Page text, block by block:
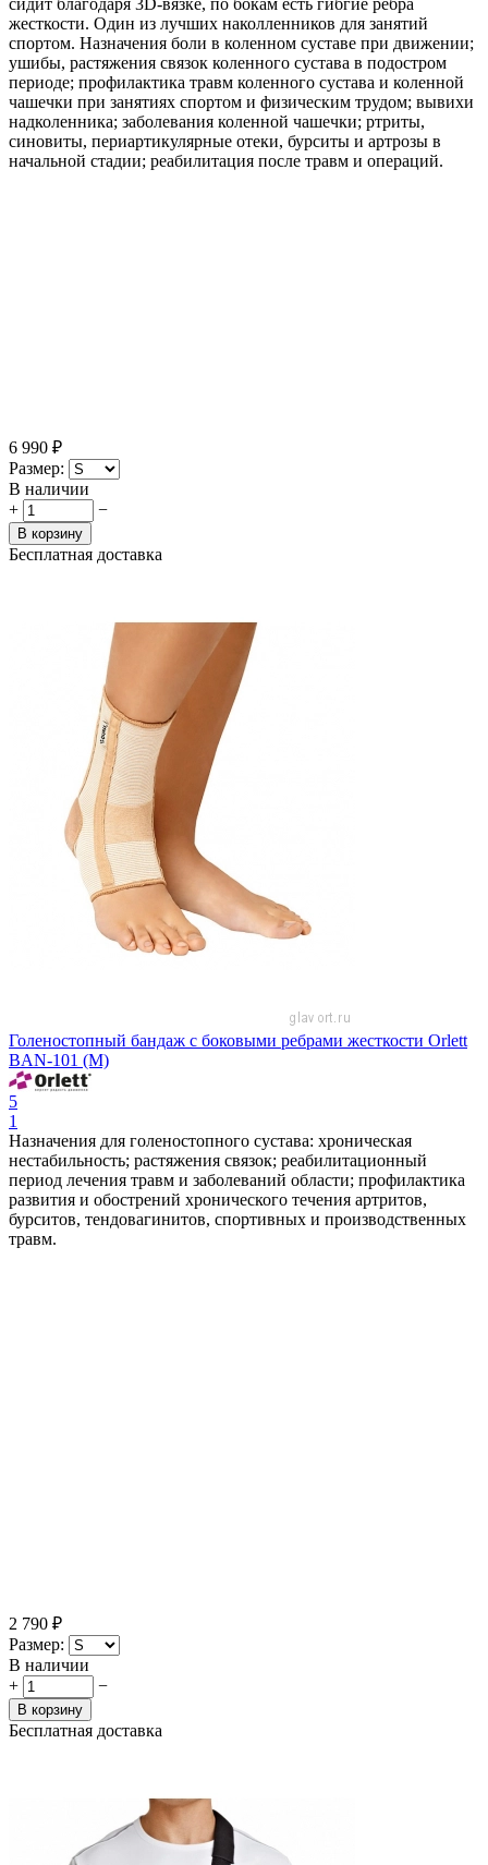
жесткости. Один из лучших наколленников для занятий
спортом. Назначения боли в коленном суставе при движении;
ушибы, растяжения связок коленного сустава в подостром
периоде; профилактика травм коленного сустава и коленной
чашечки при занятиях спортом и физическим трудом; вывихи
надколенника; заболевания коленной чашечки; ртриты,
синовиты, периартикулярные отеки, бурситы и артрозы в
начальной стадии; реабилитация после травм и операций.
6 990 ₽
Размер:
В наличии
+
−
В корзину
Бесплатная доставка
Голеностопный бандаж с боковыми ребрами жесткости Orlett
BAN-101 (M)
5
1
Назначения для голеностопного сустава: хроническая
нестабильность; растяжения связок; реабилитационный
период лечения травм и заболеваний области; профилактика
развития и обострений хронического течения артритов,
бурситов, тендовагинитов, спортивных и производственных
травм.
2 790 ₽
Размер:
В наличии
+
−
В корзину
Бесплатная доставка